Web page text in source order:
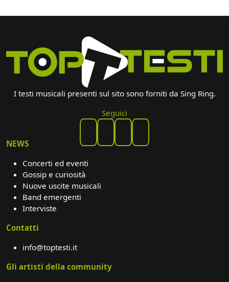
I testi musicali presenti sul sito sono forniti da Sing Ring.
Seguici
NEWS
Concerti ed eventi
Gossip e curiosità
Nuove uscite musicali
Band emergenti
Interviste
Contatti
info@toptesti.it
Gli artisti della community